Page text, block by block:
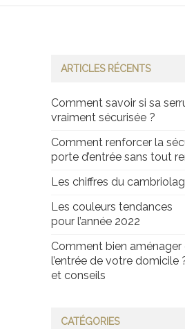
ARTICLES RÉCENTS
Comment savoir si sa
vraiment sécurisée ?
Comment renforcer la
porte d’entrée sans tout
Les chiffres du
Les couleurs tendances
pour l’année 2022
Comment bien
l’entrée de votre domicile
et conseils
CATÉGORIES